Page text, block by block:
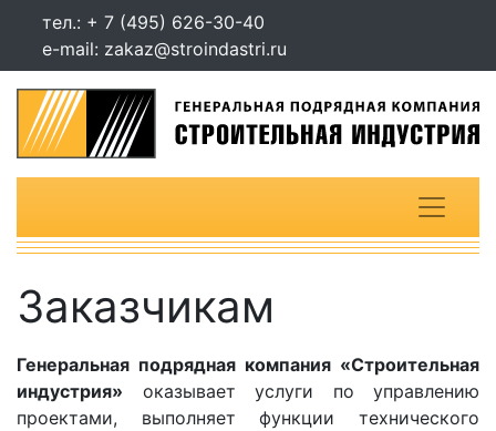
тел.: + 7 (495) 626-30-40
e-mail: zakaz@stroindastri.ru
Заказчикам
Генеральная подрядная компания «Строительная
индустрия» оказывает услуги по управлению
проектами, выполняет функции технического